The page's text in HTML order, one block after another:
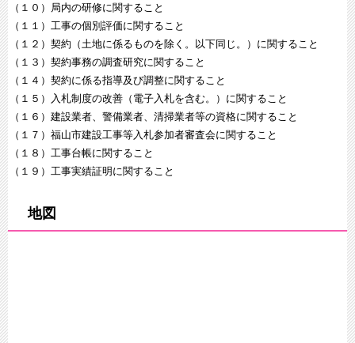
（１０）局内の研修に関すること
（１１）工事の個別評価に関すること
（１２）契約（土地に係るものを除く。以下同じ。）に関すること
（１３）契約事務の調査研究に関すること
（１４）契約に係る指導及び調整に関すること
（１５）入札制度の改善（電子入札を含む。）に関すること
（１６）建設業者、警備業者、清掃業者等の資格に関すること
（１７）福山市建設工事等入札参加者審査会に関すること
（１８）工事台帳に関すること
（１９）工事実績証明に関すること
地図